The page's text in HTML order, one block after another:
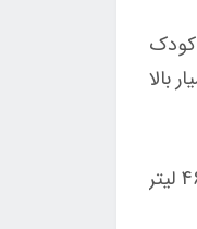
بالا
این محصول با ارتفاع ۵۶ سانتیمتر در دسته استخرهای بادی عمیق قرار دارد و سایز آن 185*180 سانتی‌متر است. حجم آب آن به طور استاندارد 460 لیتر